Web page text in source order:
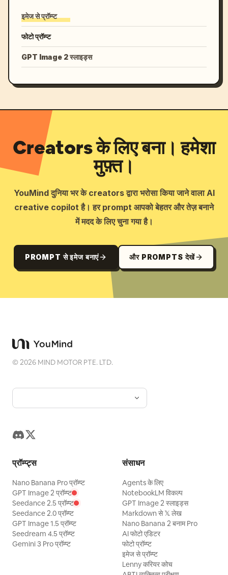
इमेज से प्रॉम्प्ट
फोटो प्रॉम्प्ट
GPT Image 2 स्लाइड्स
Creators के लिए बना। हमेशा
मुफ़्त।
YouMind दुनिया भर के creators द्वारा भरोसा किया जाने वाला AI
creative copilot है। हर prompt आपको बेहतर और तेज़ बनाने
में मदद के लिए चुना गया है।
PROMPT से इमेज बनाएं और PROMPTS देखें
©2026 MIND MOTOR PTE. LTD.
प्रॉम्प्ट्स
Nano Banana Pro प्रॉम्प्ट
GPT Image 2 प्रॉम्प्ट
Seedance 2.5 प्रॉम्प्ट
Seedance 2.0 प्रॉम्प्ट
GPT Image 1.5 प्रॉम्प्ट
Seedream 4.5 प्रॉम्प्ट
Gemini 3 Pro प्रॉम्प्ट
संसाधन
Agents के लिए
NotebookLM विकल्प
GPT Image 2 स्लाइड्स
Markdown से 𝕏 लेख
Nano Banana 2 बनाम Pro
AI फोटो एडिटर
फोटो प्रॉम्प्ट
इमेज से प्रॉम्प्ट
Lenny करियर कोच